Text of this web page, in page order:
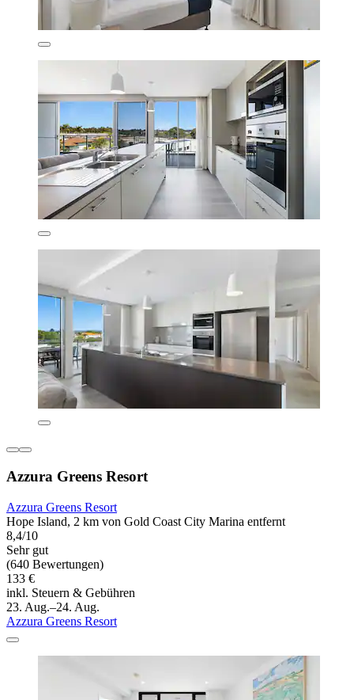
Azzura Greens Resort
Azzura Greens Resort
Hope Island, 2 km von Gold Coast City Marina entfernt
8,4/10
Sehr gut
(640 Bewertungen)
133 €
inkl. Steuern & Gebühren
23. Aug.–24. Aug.
Azzura Greens Resort